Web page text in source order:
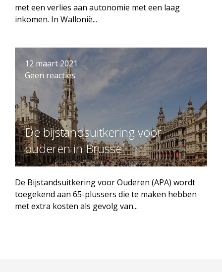
met een verlies aan autonomie met een laag
inkomen. In Wallonië...
12 maart 2021
Geen reacties
De bijstandsuitkering voor
ouderen in Brussel
De Bijstandsuitkering voor Ouderen (APA) wordt
toegekend aan 65-plussers die te maken hebben
met extra kosten als gevolg van...